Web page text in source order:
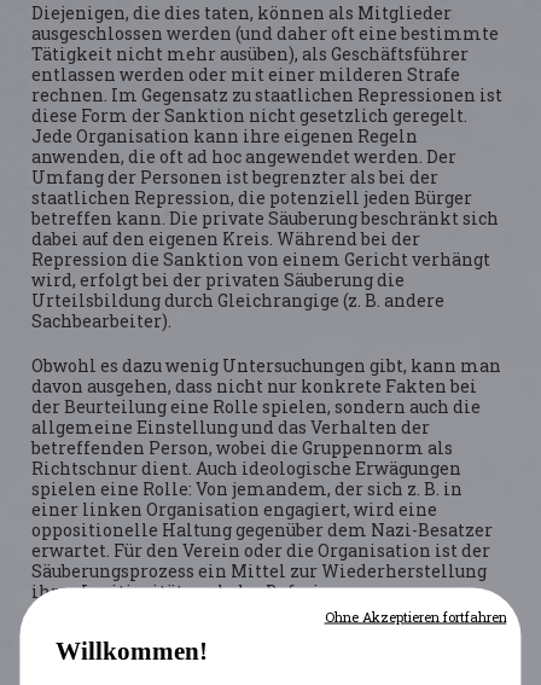
Diejenigen, die dies taten, können als Mitglieder
ausgeschlossen werden (und daher oft eine bestimmte
Tätigkeit nicht mehr ausüben), als Geschäftsführer
entlassen werden oder mit einer milderen Strafe
rechnen. Im Gegensatz zu staatlichen Repressionen ist
diese Form der Sanktion nicht gesetzlich geregelt.
Jede Organisation kann ihre eigenen Regeln
anwenden, die oft ad hoc angewendet werden. Der
Umfang der Personen ist begrenzter als bei der
staatlichen Repression, die potenziell jeden Bürger
betreffen kann. Die private Säuberung beschränkt sich
dabei auf den eigenen Kreis. Während bei der
Repression die Sanktion von einem Gericht verhängt
wird, erfolgt bei der privaten Säuberung die
Urteilsbildung durch Gleichrangige (z. B. andere
Sachbearbeiter).
Obwohl es dazu wenig Untersuchungen gibt, kann man
davon ausgehen, dass nicht nur konkrete Fakten bei
der Beurteilung eine Rolle spielen, sondern auch die
allgemeine Einstellung und das Verhalten der
betreffenden Person, wobei die Gruppennorm als
Richtschnur dient. Auch ideologische Erwägungen
spielen eine Rolle: Von jemandem, der sich z. B. in
einer linken Organisation engagiert, wird eine
oppositionelle Haltung gegenüber dem Nazi-Besatzer
erwartet. Für den Verein oder die Organisation ist der
Säuberungsprozess ein Mittel zur Wiederherstellung
ihrer Legitimität nach der Befreiung.
BIBLIOGRAFIE
Willkommen!
Ohne Akzeptieren fortfahren